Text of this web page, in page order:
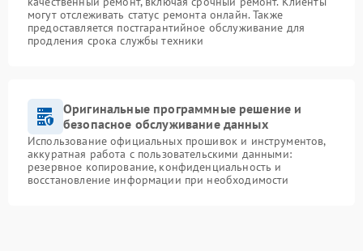
могут отслеживать статус ремонта онлайн. Также
предоставляется постгарантийное обслуживание для
продления срока службы техники
Оригинальные программные решение и
безопасное обслуживание данных
Использование официальных прошивок и инструментов,
аккуратная работа с пользовательскими данными:
резервное копирование, конфиденциальность и
восстановление информации при необходимости